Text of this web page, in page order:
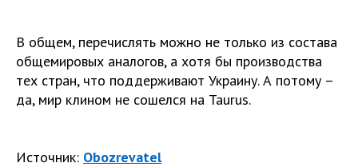
В общем, перечислять можно не только из состава
общемировых аналогов, а хотя бы производства
тех стран, что поддерживают Украину. А потому –
да, мир клином не сошелся на Taurus.
Источник: Оbozrevatel